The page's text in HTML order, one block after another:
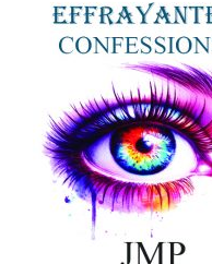
Pour l'amour d'Annie